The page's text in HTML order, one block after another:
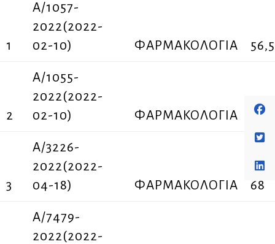
1
Α/1057-
2022(2022-
02-10)
ΦΑΡΜΑΚΟΛΟΓΙΑ 56,5
2
Α/1055-
2022(2022-
02-10)
ΦΑΡΜΑΚΟΛΟΓΙΑ
3
A/3226-
2022(2022-
04-18)
ΦΑΡΜΑΚΟΛΟΓΙΑ 68
A/7479-
2022(2022-